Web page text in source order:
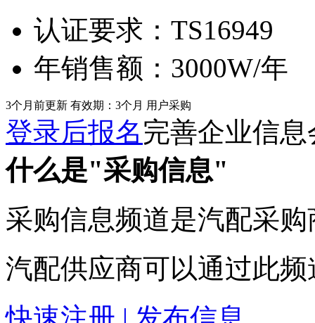
认证要求： TS16949
年销售额： 3000W/年
3个月前更新 有效期：3个月 用户采购
登录后报名完善企业信
什么是"采购信息"
采购信息频道是汽配采
汽配供应商可以通过此